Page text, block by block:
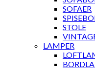
SOFAER
STOLE
LAMPER